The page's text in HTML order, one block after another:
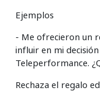
Ejemplos
- Me ofrecieron un
influir en mi
Teleperformance.
Rechaza el regalo